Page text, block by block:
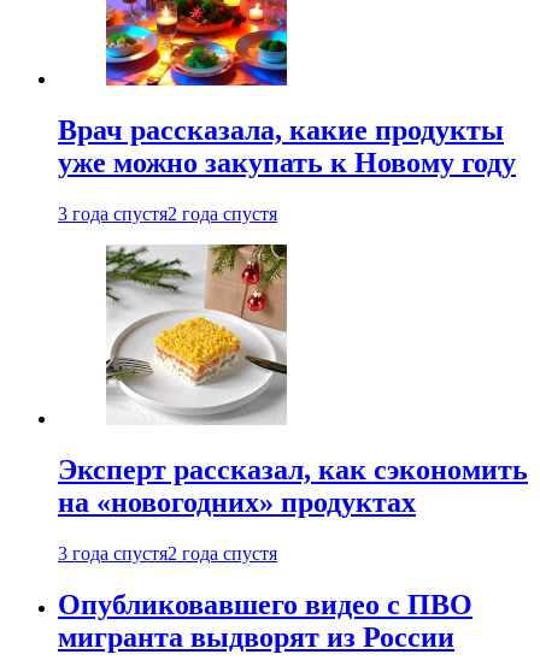
Врач рассказала, какие продукты
уже можно закупать к Новому году
3 года спустя2 года спустя
Эксперт рассказал, как сэкономить
на «новогодних» продуктах
3 года спустя2 года спустя
Опубликовавшего видео с ПВО
мигранта выдворят из России